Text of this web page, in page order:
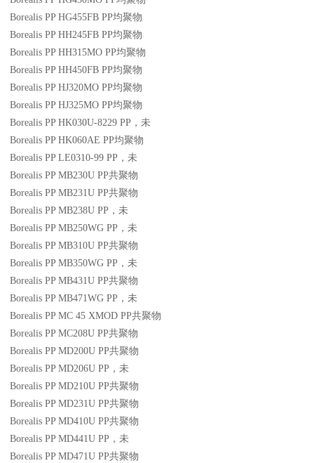
Borealis PP HG455FB PP均聚物
Borealis PP HH245FB PP均聚物
Borealis PP HH315MO PP均聚物
Borealis PP HH450FB PP均聚物
Borealis PP HJ320MO PP均聚物
Borealis PP HJ325MO PP均聚物
Borealis PP HK030U-8229 PP ，未
Borealis PP HK060AE PP均聚物
Borealis PP LE0310-99 PP ，未
Borealis PP MB230U PP共聚物
Borealis PP MB231U PP共聚物
Borealis PP MB238U PP ，未
Borealis PP MB250WG PP ，未
Borealis PP MB310U PP共聚物
Borealis PP MB350WG PP ，未
Borealis PP MB431U PP共聚物
Borealis PP MB471WG PP ，未
Borealis PP MC 45 XMOD PP共聚物
Borealis PP MC208U PP共聚物
Borealis PP MD200U PP共聚物
Borealis PP MD206U PP ，未
Borealis PP MD210U PP共聚物
Borealis PP MD231U PP共聚物
Borealis PP MD410U PP共聚物
Borealis PP MD441U PP ，未
Borealis PP MD471U PP共聚物